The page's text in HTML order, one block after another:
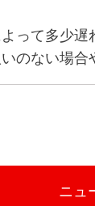
って多少遅
のない場合
ニュ